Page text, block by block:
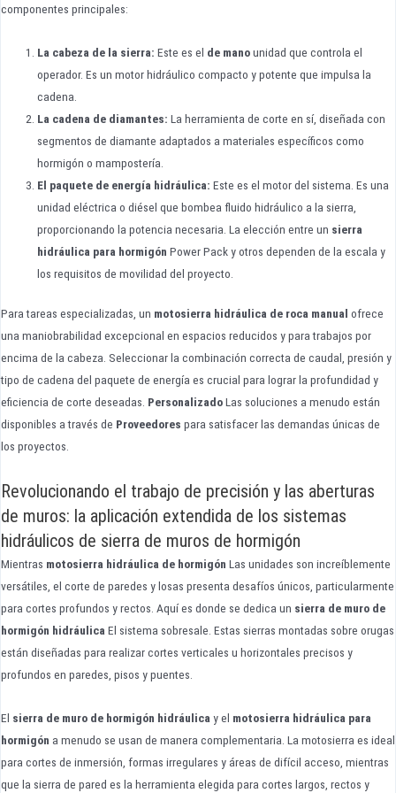
componentes principales:
La cabeza de la sierra: Este es el de manounidad que controla el
operador. Es un motor hidráulico compacto y potente que impulsa la
cadena.
La cadena de diamantes: La herramienta de corte en sí, diseñada con
segmentos de diamante adaptados a materiales específicos como
hormigón o mampostería.
El paquete de energía hidráulica: Este es el motor del sistema. Es una
unidad eléctrica o diésel que bombea fluido hidráulico a la sierra,
proporcionando la potencia necesaria. La elección entre un sierra
hidráulica para hormigón Power Pack y otros dependen de la escala y
los requisitos de movilidad del proyecto.
Para tareas especializadas, un motosierra hidráulica de roca manual ofrece
una maniobrabilidad excepcional en espacios reducidos y para trabajos por
encima de la cabeza. Seleccionar la combinación correcta de caudal, presión y
tipo de cadena del paquete de energía es crucial para lograr la profundidad y
eficiencia de corte deseadas. PersonalizadoLas soluciones a menudo están
disponibles a través de Proveedores para satisfacer las demandas únicas de
los proyectos.
Revolucionando el trabajo de precisión y las aberturas
de muros: la aplicación extendida de los sistemas
hidráulicos de sierra de muros de hormigón
Mientras motosierra hidráulica de hormigón Las unidades son increíblemente
versátiles, el corte de paredes y losas presenta desafíos únicos, particularmente
para cortes profundos y rectos. Aquí es donde se dedica un sierra de muro de
hormigón hidráulica El sistema sobresale. Estas sierras montadas sobre orugas
están diseñadas para realizar cortes verticales u horizontales precisos y
profundos en paredes, pisos y puentes.
El sierra de muro de hormigón hidráulica y el motosierra hidráulica para
hormigón a menudo se usan de manera complementaria. La motosierra es ideal
para cortes de inmersión, formas irregulares y áreas de difícil acceso, mientras
que la sierra de pared es la herramienta elegida para cortes largos, rectos y